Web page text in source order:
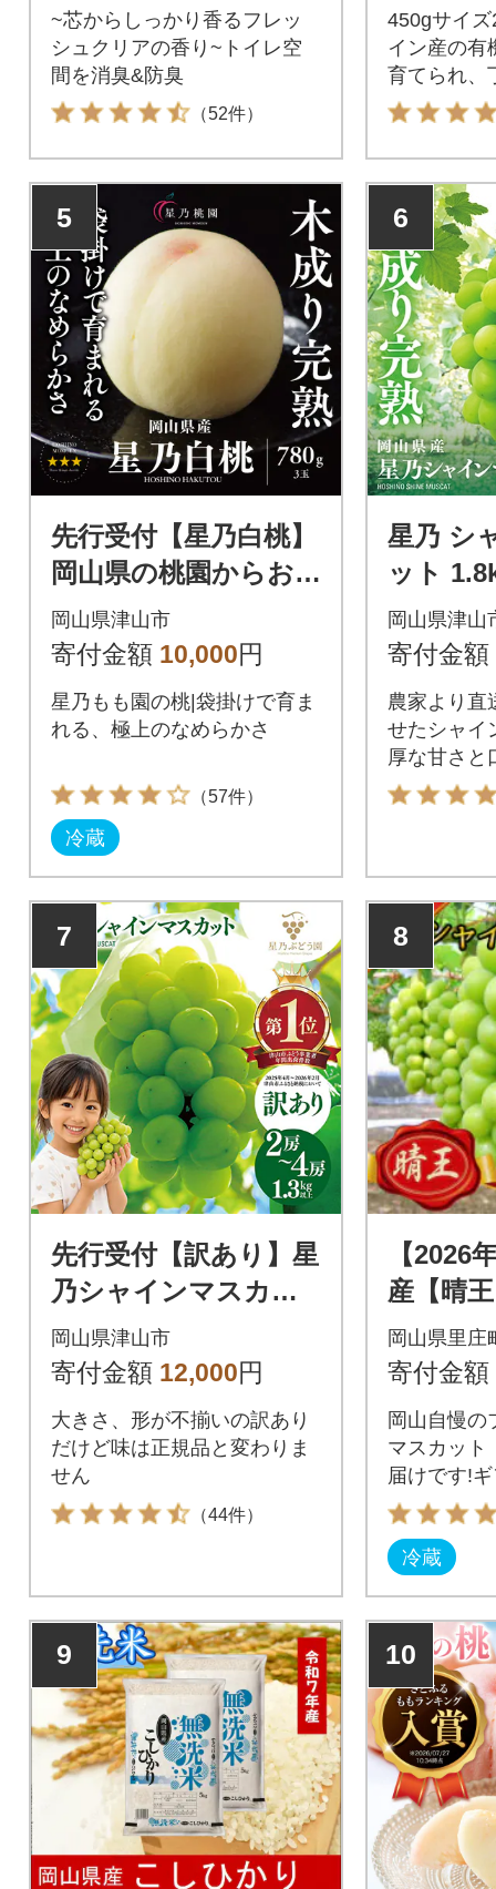
~芯からしっかり香るフレッ
シュクリアの香り~トイレ空
間を消臭&防臭
（52件）
450gサイ
イン産の有
育てられ、
された、り
のような豊
リーブオイ
5
先行受付【星乃白桃】
岡山県の桃園からお届
けする三つ星の桃 780
g (3玉)
岡山県津山市
寄付金額 10,000円
星乃もも園の桃|袋掛けで育ま
れる、極上のなめらかさ
（57件）
冷蔵
6
星乃 シ
ット
房 数量
ぶどう
岡山県津山
寄付金額
農家より直
せたシャイ
厚な甘さと
りをお楽し
7
先行受付【訳あり】星
乃シャインマスカッ
ト 1.3kg 2房～4房
岡山県津山市
寄付金額 12,000円
大きさ、形が不揃いの訳あり
だけど味は正規品と変わりま
せん
（44件）
8
【2026
産【晴
マスカ
旬以降
岡山県里庄
寄付金額
岡山自慢の
マスカット
届けです!
冷蔵
9 10